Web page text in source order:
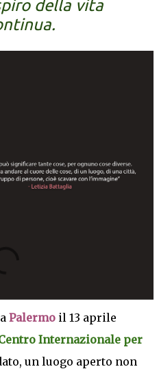
della vita
Palermo il 13 aprile
Internazionale per
un luogo aperto non